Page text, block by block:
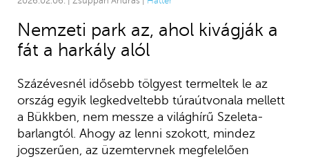
Nemzeti park az, ahol kivágják a
fát a harkály alól
Százévesnél idősebb tölgyest termeltek le az
ország egyik legkedveltebb túraútvonala mellett
a Bükkben, nem messze a világhírű Szeleta-
barlangtól. Ahogy az lenni szokott, mindez
jogszerűen, az üzemtervnek megfelelően